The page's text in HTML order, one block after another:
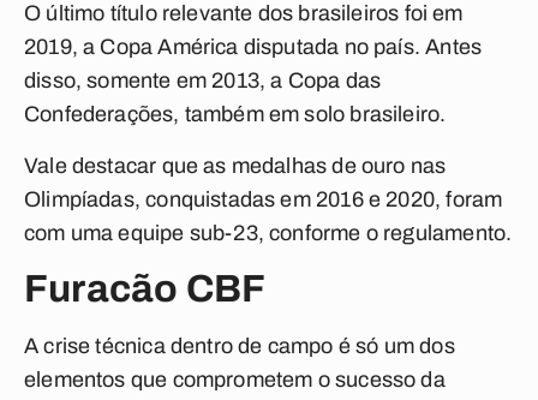
O último título relevante dos brasileiros foi em
2019, a Copa América disputada no país. Antes
disso, somente em 2013, a Copa das
Confederações, também em solo brasileiro.
Vale destacar que as medalhas de ouro nas
Olimpíadas, conquistadas em 2016 e 2020, foram
com uma equipe sub-23, conforme o regulamento.
Furacão CBF
A crise técnica dentro de campo é só um dos
elementos que comprometem o sucesso da